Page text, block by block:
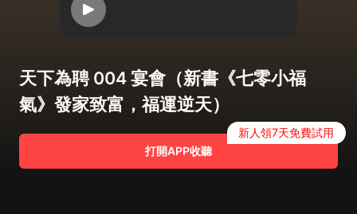
天下為聘 004 宴會（新書《七零小福
氣》發家致富，福運逆天）
打開APP收聽
新人領7天免費試用